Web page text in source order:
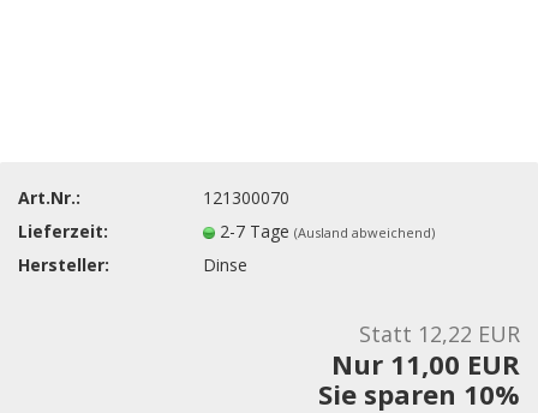
Art.Nr.:
121300070
Lieferzeit:
2-7 Tage(Ausland abweichend)
Hersteller: Dinse
Statt 12,22 EUR
Nur 11,00 EUR
Sie sparen 10%